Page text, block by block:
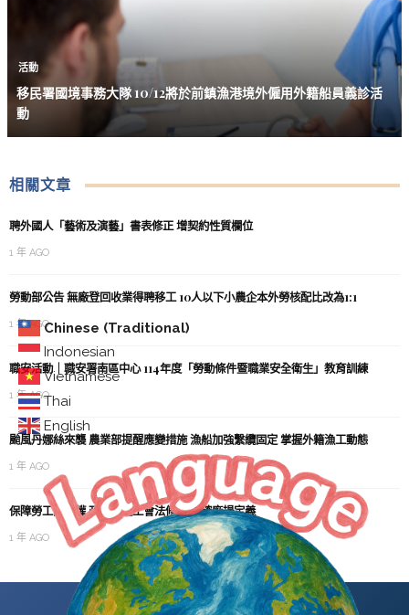
Chinese (Traditional)
Indonesian
Vietnamese
Thai
English
活動
移民署國境事務大隊 10/12將於前鎮漁港境外僱用外籍船員義診活
動
相關文章
聘外國人「藝術及演藝」書表修正 增契約性質欄位
1 年 AGO
勞動部公告 無廠登回收業得聘移工 10人以下小農企本外勞核配比改為1:1
1 年 AGO
職安活動｜職安署南區中心 114年度「勞動條件暨職業安全衛生」教育訓練
1 年 AGO
颱風丹娜絲來襲 農業部提醒應變措施 漁船加強繫纜固定 掌握外籍漁工動態
1 年 AGO
保障勞工團結權 政院通過工會法修正 明確廠場定義
1 年 AGO